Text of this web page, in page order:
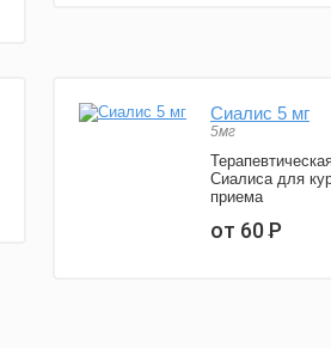
Сиалис 5 мг
5мг
Сиалиса для
приема
от 60Р